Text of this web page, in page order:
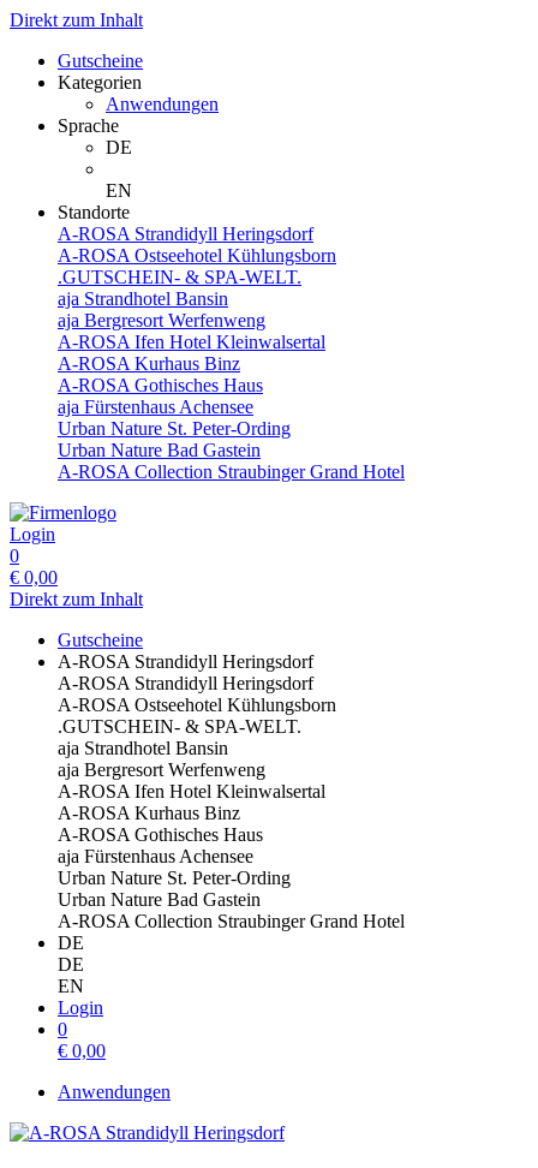
Direkt zum Inhalt
Gutscheine
Kategorien
Anwendungen
Sprache
DE
EN
Standorte
A-ROSA Strandidyll Heringsdorf
A-ROSA Ostseehotel Kühlungsborn
.GUTSCHEIN- & SPA-WELT.
aja Strandhotel Bansin
aja Bergresort Werfenweng
A-ROSA Ifen Hotel Kleinwalsertal
A-ROSA Kurhaus Binz
A-ROSA Gothisches Haus
aja Fürstenhaus Achensee
Urban Nature St. Peter-Ording
Urban Nature Bad Gastein
A-ROSA Collection Straubinger Grand Hotel
Login
0
€ 0,00
Direkt zum Inhalt
Gutscheine
A-ROSA Strandidyll Heringsdorf
A-ROSA Strandidyll Heringsdorf
A-ROSA Ostseehotel Kühlungsborn
.GUTSCHEIN- & SPA-WELT.
aja Strandhotel Bansin
aja Bergresort Werfenweng
A-ROSA Ifen Hotel Kleinwalsertal
A-ROSA Kurhaus Binz
A-ROSA Gothisches Haus
aja Fürstenhaus Achensee
Urban Nature St. Peter-Ording
Urban Nature Bad Gastein
A-ROSA Collection Straubinger Grand Hotel
DE
DE
EN
Login
0
€ 0,00
Anwendungen